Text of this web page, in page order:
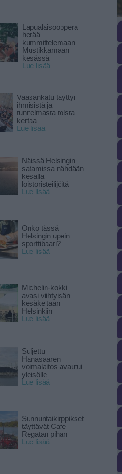
Lapualaisooppera
herää
kummittelemaan
Mustikkamaan
kesässä
Lue lisää
Vaasankatu täyttyi
ihmisistä ja
tunnelmasta toista
kertaa
Lue lisää
Näissä Helsingin
satamissa nähdään
kesällä
loistoristeilijöitä
Lue lisää
Onko tässä
Helsingin upein
sporttibaari?
Lue lisää
Michelin-kokki
avasi viihtyisän
kesäkeitaan
Helsinkiin
Lue lisää
Suljettu
Hanasaaren
voimalaitos avautui
yleisölle
Lue lisää
Sunnuntaikirppikset
täyttävät Cafe
Regatan pihan
Lue lisää